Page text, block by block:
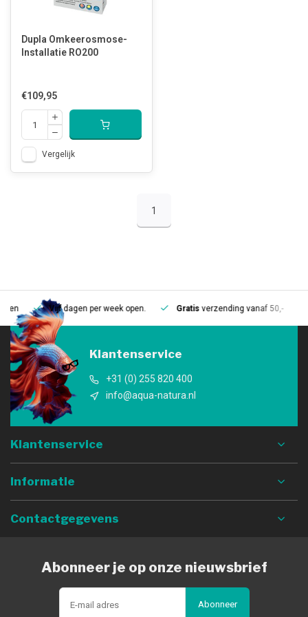
Dupla Omkeerosmose-
Installatie RO200
€109,95
Vergelijk
1
Vijfdagen per week open. Gratisverzending vanaf 50,-
Klantenservice
+31 (0) 255 820 400
info@aqua-natura.nl
Klantenservice
Informatie
Contactgegevens
Abonneer je op onze nieuwsbrief
Abonneer